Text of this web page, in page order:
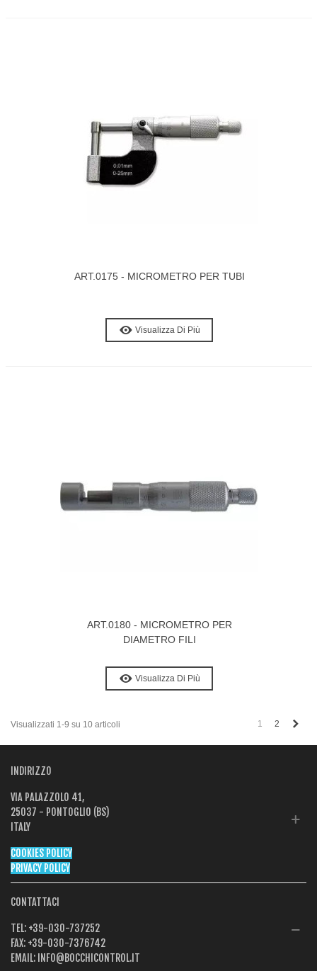
ART.0175 - MICROMETRO PER TUBI
Visualizza Di Più
ART.0180 - MICROMETRO PER
DIAMETRO FILI
Visualizza Di Più
Visualizzati 1-9 su 10 articoli 1 2
INDIRIZZO
VIA PALAZZOLO 41,
25037 - PONTOGLIO (BS)
ITALY
COOKIES POLICY
PRIVACY POLICY
CONTATTACI
TEL: +39-030-737252
FAX: +39-030-7376742
EMAIL: INFO@BOCCHICONTROL.IT